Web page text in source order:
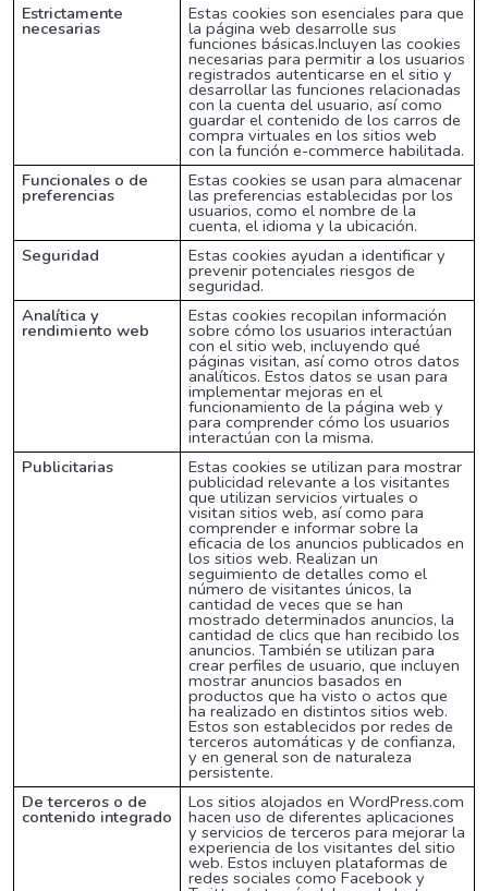
Estrictamente
necesarias
Estas cookies son esenciales para que
la página web desarrolle sus
funciones básicas.Incluyen las cookies
necesarias para permitir a los usuarios
registrados autenticarse en el sitio y
desarrollar las funciones relacionadas
con la cuenta del usuario, así como
guardar el contenido de los carros de
compra virtuales en los sitios web
con la función e-commerce habilitada.
Funcionales o de
preferencias
Estas cookies se usan para almacenar
las preferencias establecidas por los
usuarios, como el nombre de la
cuenta, el idioma y la ubicación.
Seguridad
Estas cookies ayudan a identificar y
prevenir potenciales riesgos de
seguridad.
Analítica y
rendimiento web
Estas cookies recopilan información
sobre cómo los usuarios interactúan
con el sitio web, incluyendo qué
páginas visitan, así como otros datos
analíticos. Estos datos se usan para
implementar mejoras en el
funcionamiento de la página web y
para comprender cómo los usuarios
interactúan con la misma.
Publicitarias
Estas cookies se utilizan para mostrar
publicidad relevante a los visitantes
que utilizan servicios virtuales o
visitan sitios web, así como para
comprender e informar sobre la
eficacia de los anuncios publicados en
los sitios web. Realizan un
seguimiento de detalles como el
número de visitantes únicos, la
cantidad de veces que se han
mostrado determinados anuncios, la
cantidad de clics que han recibido los
anuncios. También se utilizan para
crear perfiles de usuario, que incluyen
mostrar anuncios basados en
productos que ha visto o actos que
ha realizado en distintos sitios web.
Estos son establecidos por redes de
terceros automáticas y de confianza,
y en general son de naturaleza
persistente.
De terceros o de
contenido integrado
Los sitios alojados en WordPress.com
hacen uso de diferentes aplicaciones
y servicios de terceros para mejorar la
experiencia de los visitantes del sitio
web. Estos incluyen plataformas de
redes sociales como Facebook y